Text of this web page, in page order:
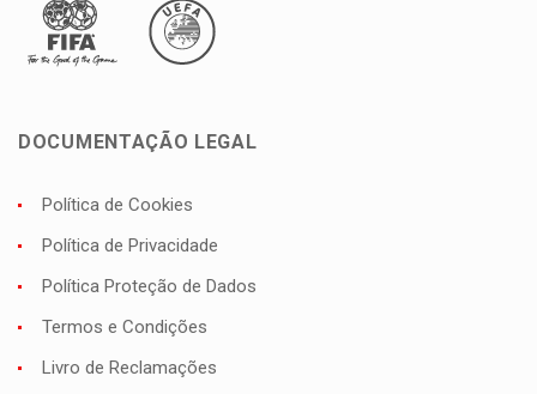
DOCUMENTAÇÃO LEGAL
Política de Cookies
Política de Privacidade
Política Proteção de Dados
Termos e Condições
Livro de Reclamações